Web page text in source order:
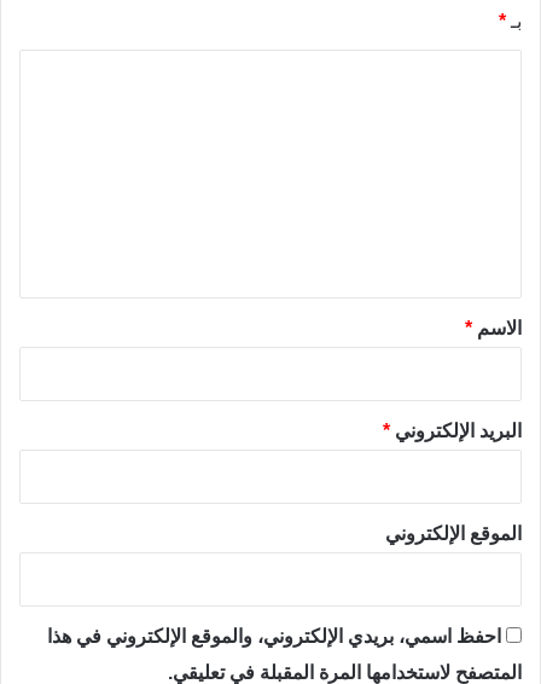
بـ *
*الاسم *
البريد الإلكتروني *
الموقع الإلكتروني
احفظ اسمي، بريدي الإلكتروني، والموقع الإلكتروني في هذا
المتصفح لاستخدامها المرة المقبلة في تعليقي.